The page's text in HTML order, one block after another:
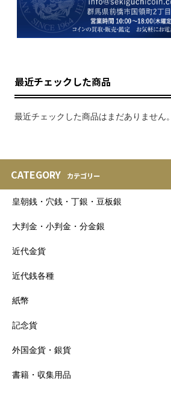
最近チェックした商品
最近チェックした商品はまだありません。
CATEGORY カテゴリー
皇朝銭・穴銭・丁銀・豆板銀
大判金・小判金・分金銀
近代金貨
近代銭各種
紙幣
記念貨
外国金貨・銀貨
書籍・収集用品